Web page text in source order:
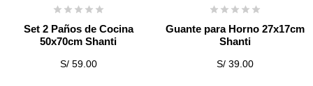
Set 2 Paños de Cocina
50x70cm Shanti
S/59.00
Guante para Horno 27x17cm
Shanti
S/39.00